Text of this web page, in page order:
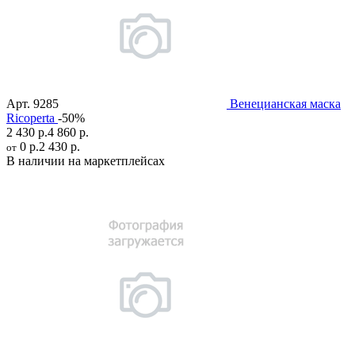
Арт. 9285
Венецианская маска
Ricoperta -50%
2 430 р.4 860 р.
от 0 р.2 430 р.
В наличии на маркетплейсах